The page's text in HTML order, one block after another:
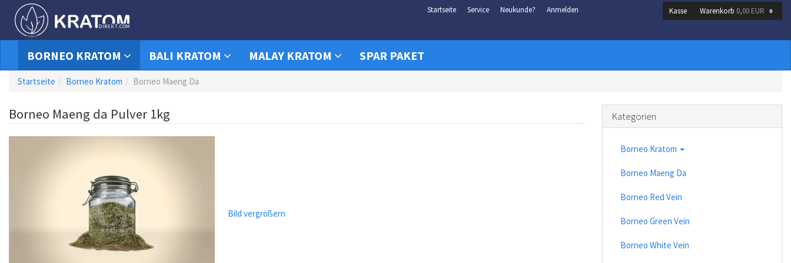
Startseite Service Neukunde? Anmelden Kasse Warenkorb 0,00 EUR 0
BORNEO KRATOM BALI KRATOM MALAY KRATOM SPAR PAKET
Startseite Borneo Kratom Borneo Maeng Da
Borneo Maeng da Pulver 1kg
Bild vergrößern
Kategorien
Borneo Kratom
Borneo Maeng Da
Borneo Red Vein
Borneo Green Vein
Borneo White Vein